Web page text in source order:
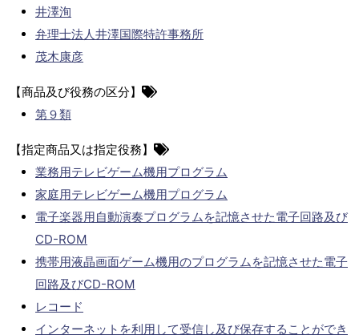
井澤洵
弁理士法人井澤国際特許事務所
茂木康彦
【商品及び役務の区分】
第９類
【指定商品又は指定役務】
業務用テレビゲーム機用プログラム
家庭用テレビゲーム機用プログラム
電子楽器用自動演奏プログラムを記憶させた電子回路及び
CD-ROM
携帯用液晶画面ゲーム機用のプログラムを記憶させた電子
回路及びCD-ROM
レコード
インターネットを利用して受信し及び保存することができ